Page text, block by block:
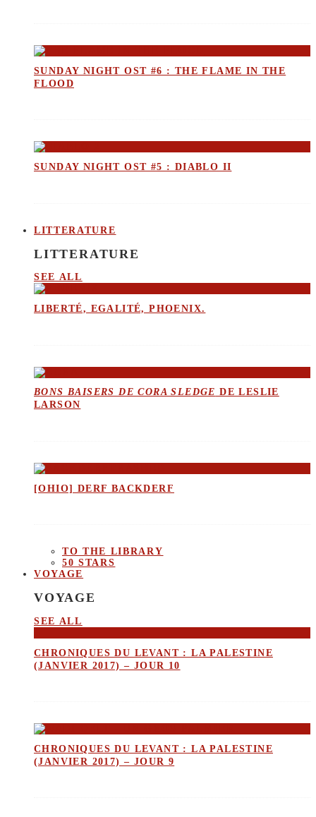
SUNDAY NIGHT OST #6 : THE FLAME IN THE
FLOOD
SUNDAY NIGHT OST #5 : DIABLO II
LITTERATURE
LITTERATURE
SEE ALL
LIBERTÉ, EGALITÉ, PHOENIX.
BONS BAISERS DE CORA SLEDGE DE LESLIE
LARSON
[OHIO] DERF BACKDERF
TO THE LIBRARY
50 STARS
VOYAGE
VOYAGE
SEE ALL
CHRONIQUES DU LEVANT : LA PALESTINE
(JANVIER 2017) – JOUR 10
CHRONIQUES DU LEVANT : LA PALESTINE
(JANVIER 2017) – JOUR 9